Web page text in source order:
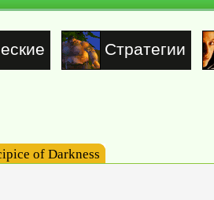
Стратегии
of Darkness